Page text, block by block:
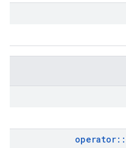
operator::